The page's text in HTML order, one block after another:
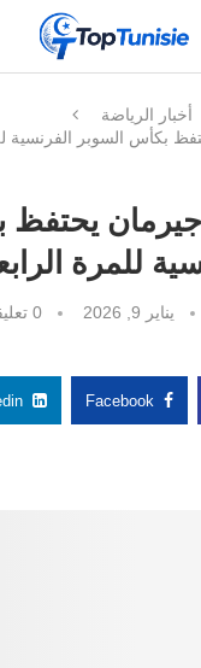
أخبار الرياضة
بكأس السوبر الفرنسية
يحتفظ
للمرة
يناير 9, 2026
0 تعليقات
Facebook